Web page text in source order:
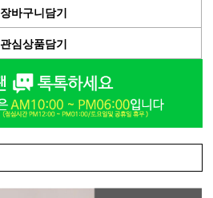
장바구니담기
관심상품담기